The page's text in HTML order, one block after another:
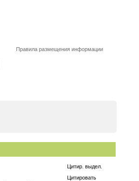
Правила размещения информации
Цитир. выдел.
Цитировать